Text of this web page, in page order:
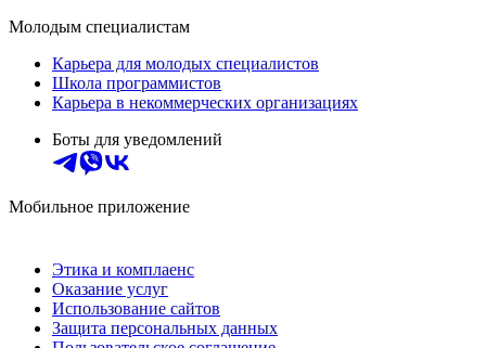
Молодым специалистам
Карьера для молодых специалистов
Школа программистов
Карьера в некоммерческих организациях
Боты для уведомлений
Мобильное приложение
Этика и комплаенс
Оказание услуг
Использование сайтов
Защита персональных данных